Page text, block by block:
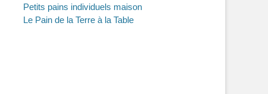
Petits pains individuels maison
Le Pain de la Terre à la Table